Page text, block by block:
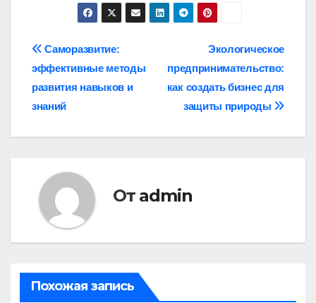
Навигация
по
записям
Экологическое
предпринимательство:
как создать бизнес для
защиты природы
Саморазвитие:
эффективные методы
развития навыков и
знаний
От admin
Похожая запись